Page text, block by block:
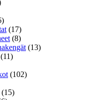
(17)
(8)
(13)
(11)
(102)
(15)